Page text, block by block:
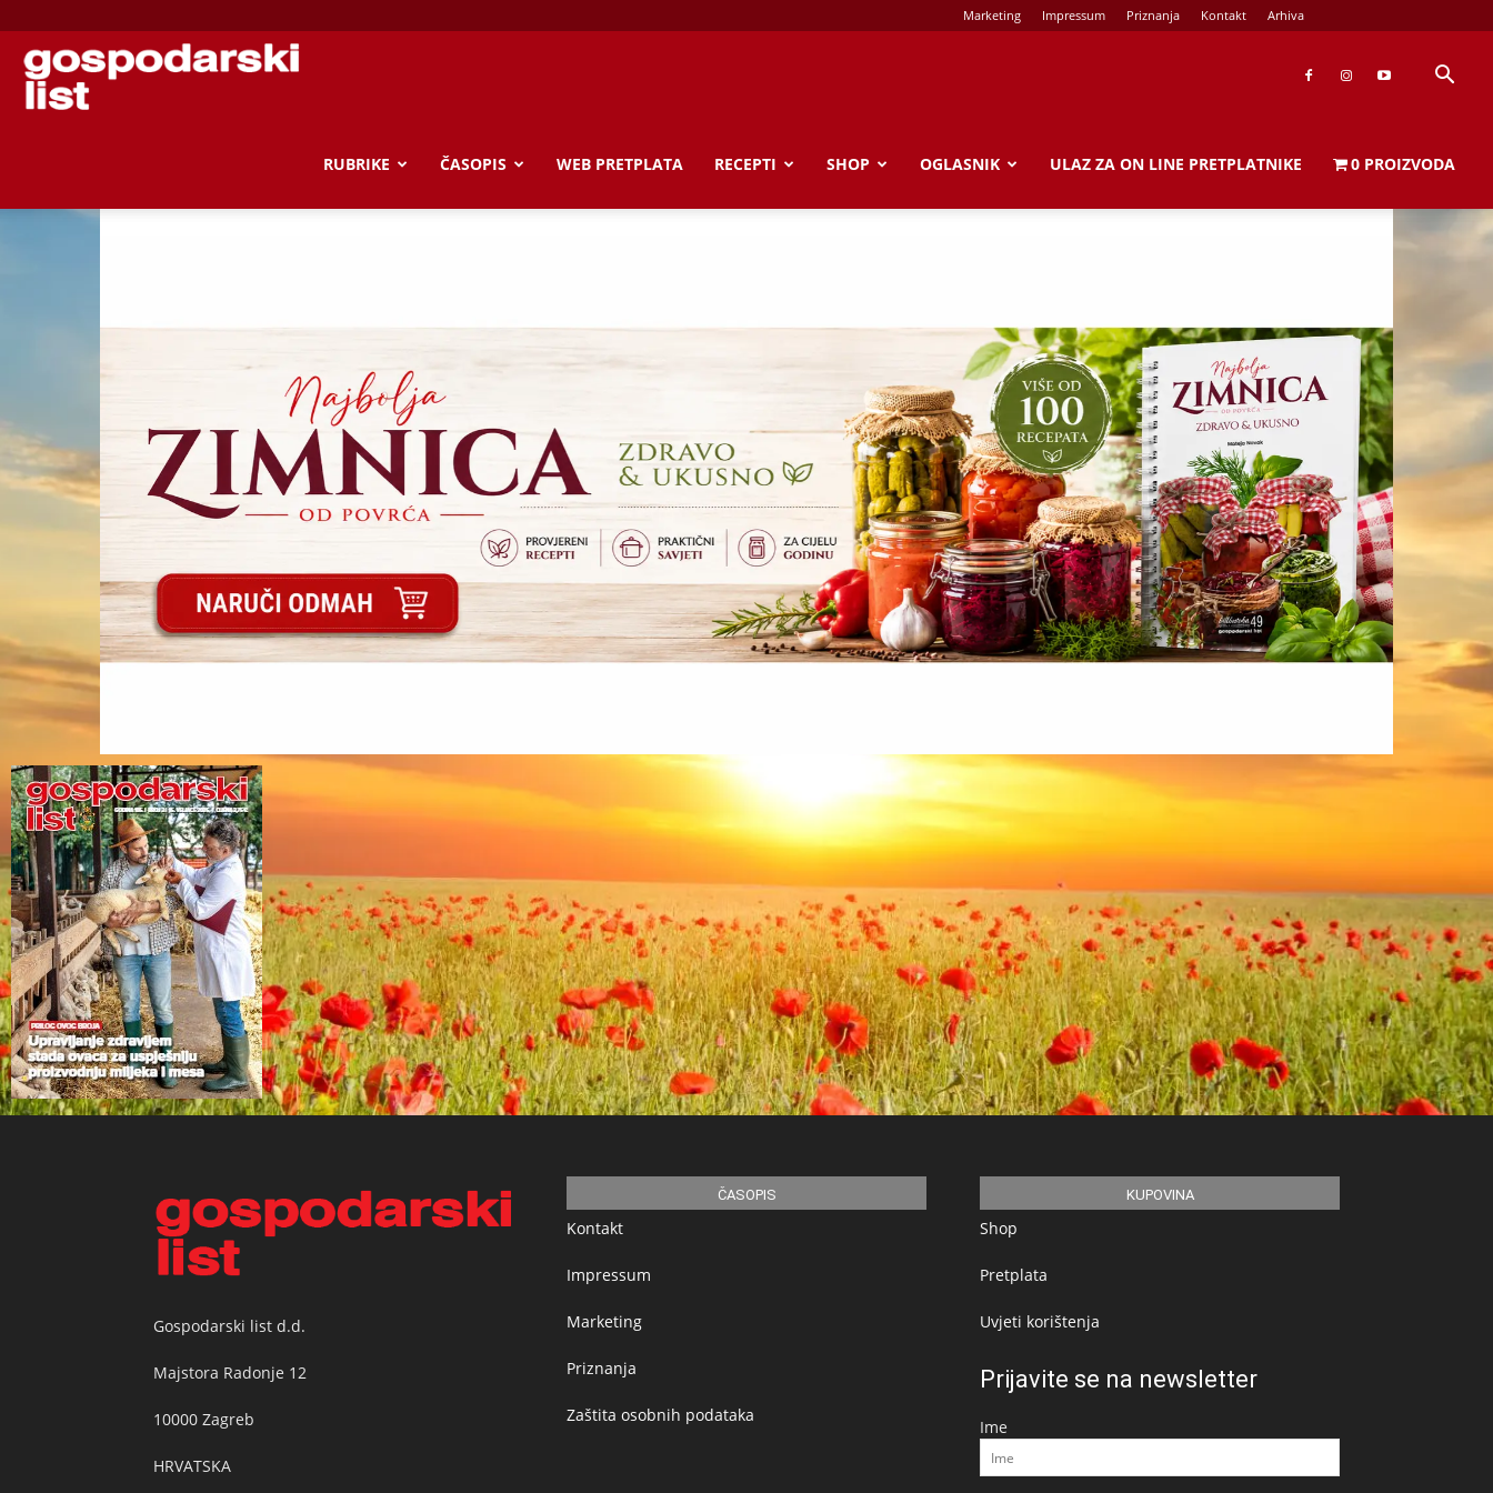
Marketing Impressum Priznanja Kontakt Arhiva
Gospodarski
RUBRIKE ČASOPIS WEB PRETPLATA RECEPTI SHOP OGLASNIK ULAZ ZA ON LINE PRETPLATNIKE 0 PROIZVODA
Gospodarski list d.d.
Majstora Radonje 12
10000 Zagreb
HRVATSKA
ČASOPIS
Kontakt
Impressum
Marketing
Priznanja
Zaštita osobnih podataka
KUPOVINA
Shop
Pretplata
Uvjeti korištenja
Prijavite se na newsletter
Ime